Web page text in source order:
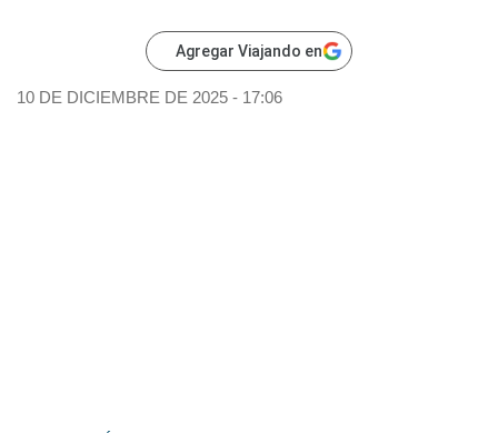
Agregar Viajando en
10 DE DICIEMBRE DE 2025 - 17:06